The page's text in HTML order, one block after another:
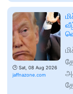
🕑 Sat, 08 Aug 2026
jaffnazone.com